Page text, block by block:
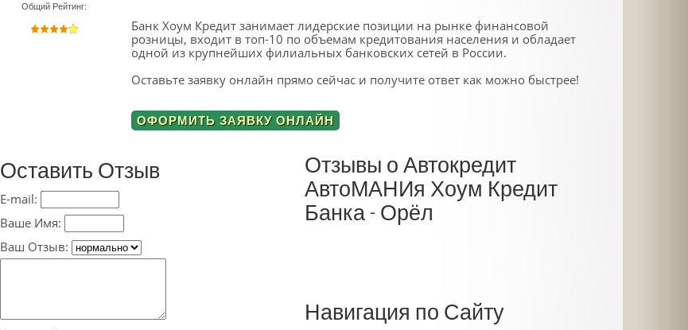
Общий Рейтинг:
Банк Хоум Кредит занимает лидерские позиции на рынке финансовой
розницы, входит в топ-10 по объемам кредитования населения и обладает
одной из крупнейших филиальных банковских сетей в России.
Оставьте заявку онлайн прямо сейчас и получите ответ как можно быстрее!
ОФОРМИТЬ ЗАЯВКУ ОНЛАЙН
Оставить Отзыв
E-mail:
Ваше Имя:
Ваш Отзыв:
Отзывы о Автокредит
АвтоМАНИя Хоум Кредит
Банка - Орёл
Навигация по Сайту